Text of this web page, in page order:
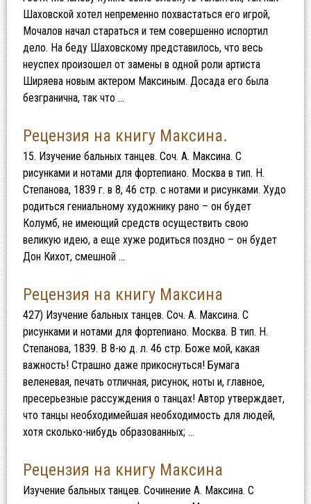
Шаховской хотел непременно похвастаться его игрой,
Мочалов начал стараться и тем совершенно испортил
дело. На беду Шаховскому представилось, что весь
неуспех произошел от замены в одной роли артиста
Ширяева новым актером Максиным. Досада его была
безгранична, так что …
Рецензия на книгу Максина.
15. Изучение бальных танцев. Соч. А. Максина. С
рисунками и нотами для фортепиано. Москва в тип. Н.
Степанова, 1839 г. в 8, 46 стр. с нотами и рисунками. Худо
родиться гениальному художнику рано – он будет
Колумб, не имеющий средств осуществить свою
великую идею, а еще хуже родиться поздно – он будет
Дон Кихот, смешной …
Рецензия на книгу Максина
427) Изучение бальных танцев. Соч. А. Максина. С
рисунками и нотами для фортепиано. Москва. В тип. Н.
Степанова, 1839. В 8-ю д. л. 46 стр. Боже мой, какая
важность! Страшно даже прикоснуться! Бумага
веленевая, печать отличная, рисунок, ноты и, главное,
пресерьезные рассуждения о танцах! Автор утверждает,
что танцы необходимейшая необходимость для людей,
хотя сколько-нибудь образованных; …
Рецензия на книгу Максина
Изучение бальных танцев. Сочинение А. Максина. С